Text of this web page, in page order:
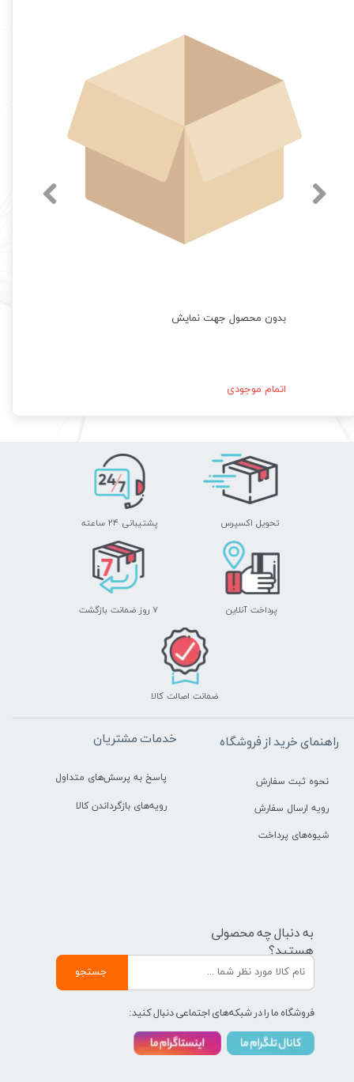
بدون محصول جهت نمایش
اتمام موجودی
تحویل اکسپرس پشتیبانی ۲۴ ساعته
پرداخت آنلاین ۷ روز ضمانت بازگشت
ضمانت اصالت کالا
راهنمای خرید از فروشگاه
نحوه ثبت سفارش
رویه ارسال سفارش
شیوه‌های پرداخت
خدمات مشتریان
پاسخ به پرسش‌های متداول
رویه‌های بازگرداندن کالا
به دنبال چه محصولی
هستید؟
جستجو
فروشگاه ما را در شبکه‌های اجتماعی دنبال کنید: